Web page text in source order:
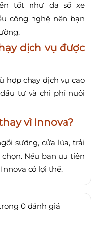
tốt như đa số xe
công nghệ nên bạn
dịch vụ được
hợp chạy dịch vụ cao
tư và chi phí nuôi
vì Innova?
sướng, cửa lùa, trải
Nếu bạn ưu tiên
có lợi thế.
0 đánh giá